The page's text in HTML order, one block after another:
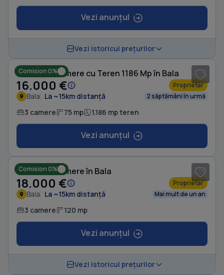
Vezi anunțul
Vezi istoricul prețurilor
Comision 0%
Casă cu 3 camere cu Teren 1186 Mp în Bala
16.000 € Proprietar
Bala La ~15km distanță 2 săptămâni în urmă
3 camere 75 mp 1.186 mp teren
Vezi anunțul
Comision 0%
Casă cu 3 camere în Bala
18.000 € Proprietar
Bala La ~15km distanță Mai mult de un an
3 camere 120 mp
Vezi anunțul
Vezi istoricul prețurilor